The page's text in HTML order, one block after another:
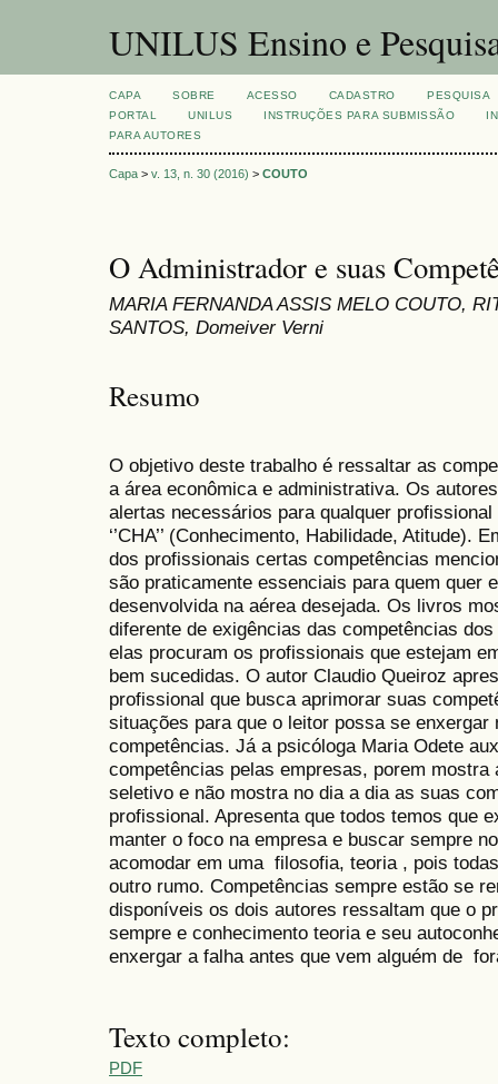
UNILUS Ensino e
CAPA SOBRE ACESSO CADASTRO
PESQUISA
PORTAL
UNILUS INSTRUÇÕES PARA SUBMISSÃO
PARA AUTORES
Capa > v. 13, n. 30 (2016) > COUTO
O Administrador e suas
MARIA FERNANDA ASSIS MELO COUTO,
SANTOS, Domeiver Verni
Resumo
O objetivo deste trabalho é ressaltar as
a área econômica e administrativa. Os
alertas necessários para qualquer
‘’CHA’’ (Conhecimento, Habilidade, Atitude).
dos profissionais certas competências
são praticamente essenciais para quem quer
desenvolvida na aérea desejada. Os livros
diferente de exigências das competências
elas procuram os profissionais que estejam
bem sucedidas. O autor Claudio Queiroz
profissional que busca aprimorar suas
situações para que o leitor possa se
competências. Já a psicóloga Maria Odete
competências pelas empresas, porem
seletivo e não mostra no dia a dia as suas
profissional. Apresenta que todos temos que
manter o foco na empresa e buscar sempre
acomodar em uma filosofia, teoria , pois
outro rumo. Competências sempre estão se
disponíveis os dois autores ressaltam que o
sempre e conhecimento teoria e seu
enxergar a falha antes que vem alguém de
Texto completo:
PDF